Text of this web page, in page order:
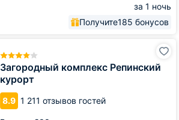
за 1 ночь
Получите185 бонусов
Загородный комплекс Репинский
курорт
8.9 1 211 отзывов гостей